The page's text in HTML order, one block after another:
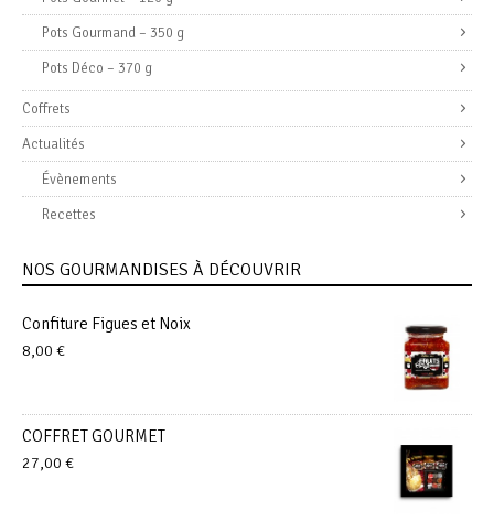
Pots Gourmand – 350 g
Pots Déco – 370 g
Coffrets
Actualités
Évènements
Recettes
NOS GOURMANDISES À DÉCOUVRIR
Confiture Figues et Noix
8,00 €
COFFRET GOURMET
27,00 €